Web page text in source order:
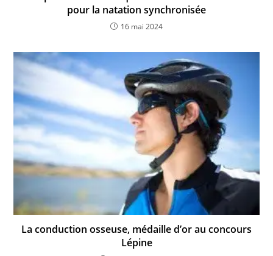
pour la natation synchronisée
16 mai 2024
La conduction osseuse, médaille d’or au concours
Lépine